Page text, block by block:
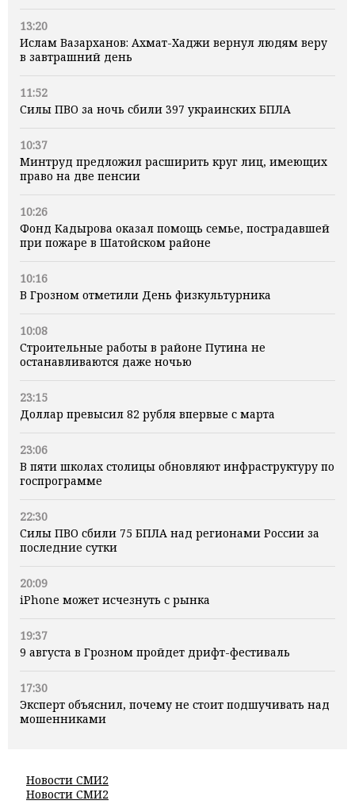
13:20
Ислам Вазарханов: Ахмат-Хаджи вернул людям веру
в завтрашний день
11:52
Силы ПВО за ночь сбили 397 украинских БПЛА
10:37
Минтруд предложил расширить круг лиц, имеющих
право на две пенсии
10:26
Фонд Кадырова оказал помощь семье, пострадавшей
при пожаре в Шатойском районе
10:16
В Грозном отметили День физкультурника
10:08
Строительные работы в районе Путина не
останавливаются даже ночью
23:15
Доллар превысил 82 рубля впервые с марта
23:06
В пяти школах столицы обновляют инфраструктуру по
госпрограмме
22:30
Силы ПВО сбили 75 БПЛА над регионами России за
последние сутки
20:09
iPhone может исчезнуть с рынка
19:37
9 августа в Грозном пройдет дрифт-фестиваль
17:30
Эксперт объяснил, почему не стоит подшучивать над
мошенниками
Новости СМИ2
Новости СМИ2